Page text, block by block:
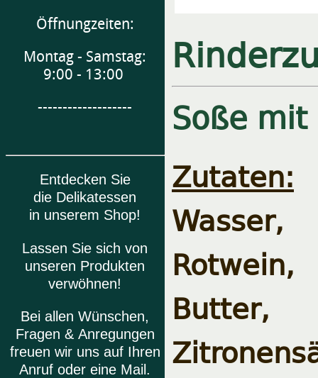
Öffnungzeiten:
Montag - Samstag:
9:00 - 13:00
-------------------
Entdecken Sie
die Delikatessen
in unserem Shop!
Lassen Sie sich von
unseren Produkten
verwöhnen!
Bei allen Wünschen,
Fragen & Anregungen
freuen wir uns auf Ihren
Anruf oder eine Mail.
Soße
Zutaten:
Butter,